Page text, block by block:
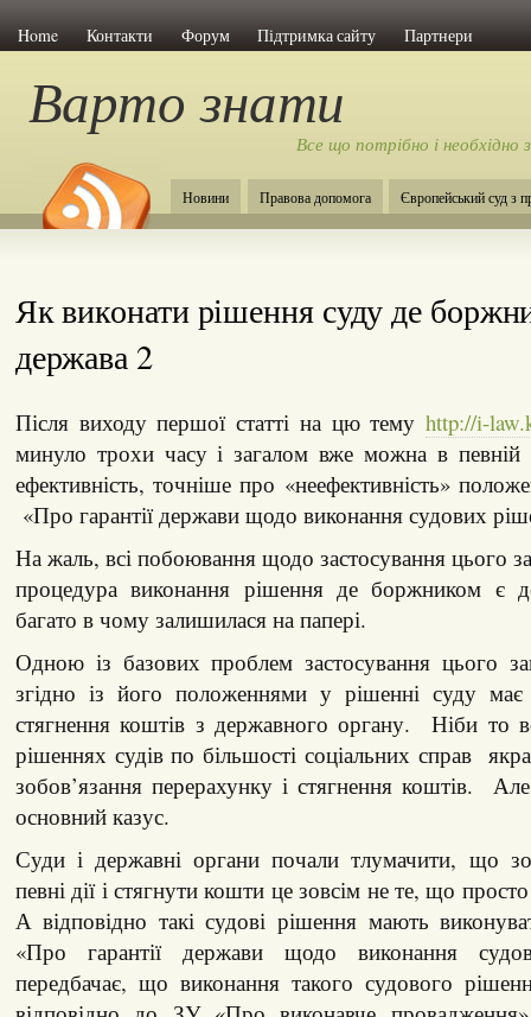
Home Контакти Форум Підтримка сайту Партнери
Варто знати
Все що потрібно і
Новини Правова допомога Європейський суд з
Як виконати рішення суду де
держава 2
Після виходу першої статті на цю темуhttp://i-
минуло трохи часу і загалом вже можна в певній
ефективність, точніше про «неефективність»
«Про гарантії держави щодо виконання судових
На жаль, всі побоювання щодо застосування цього
процедура виконання рішення де боржником є
багато в чому залишилася на папері.
Одною із базових проблем застосування цього
згідно із його положеннями у рішенні суду
стягнення коштів з державного органу. Ніби
рішеннях судів по більшості соціальних справ
зобов’язання перерахунку і стягнення коштів.
основний казус.
Суди і державні органи почали тлумачити, що
певні дії і стягнути кошти це зовсім не те, що
А відповідно такі судові рішення мають
«Про гарантії держави щодо виконання
передбачає, що виконання такого судового